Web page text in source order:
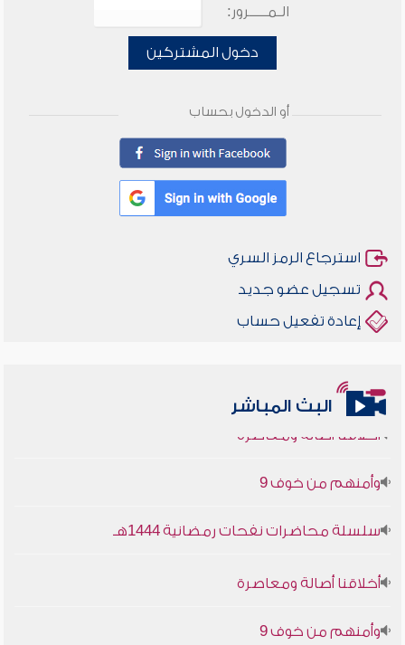
الـمـــــرور:
دخول المشتركين
أو الدخول بحساب
استرجاع الرمز السري
تسجيل عضو جديد
إعادة تفعيل حساب
البث المباشر
أخلاقنا أصالة ومعاصرة